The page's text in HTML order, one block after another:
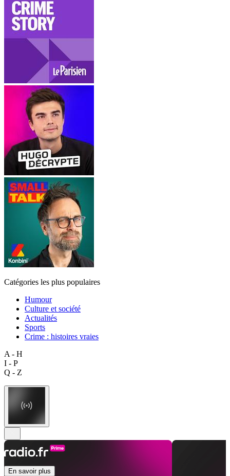
Catégories les plus populaires
Humour
Culture et société
Actualités
Sports
Crime : histoires vraies
A - H
I - P
Q - Z
En savoir plus